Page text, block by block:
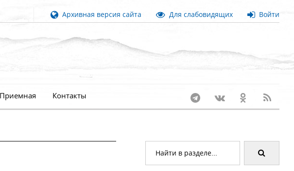
Архивная версия сайта Для слабовидящих Войти
Приемная Контакты